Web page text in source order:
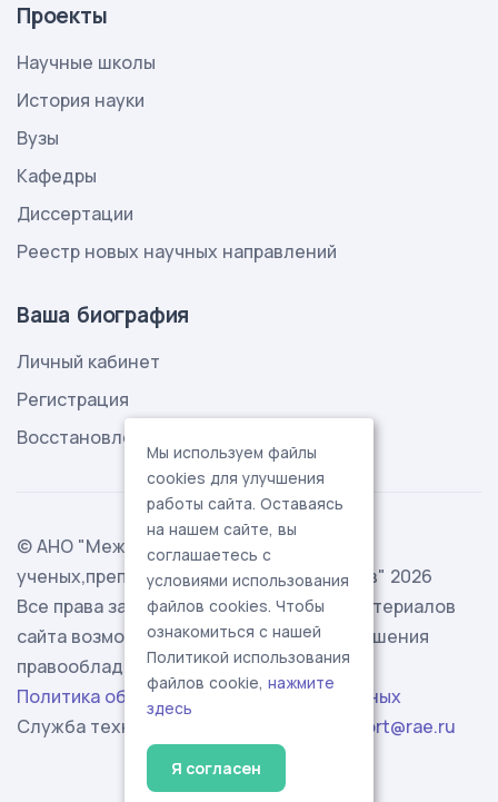
Проекты
Научные школы
История науки
Вузы
Кафедры
Диссертации
Реестр новых научных направлений
Ваша биография
Личный кабинет
Регистрация
Восстановление пароля
© АНО "Международная ассоциация
ученых,преподавателей и специалистов" 2026
Все права защищены. Использование материалов
сайта возможно исключительно с разрешения
правообладателя.
Политика обработки персональных данных
Служба технической поддержки -
support@rae.ru
Мы используем файлы
cookies для улучшения
работы сайта. Оставаясь
на нашем сайте, вы
соглашаетесь с
условиями использования
файлов cookies. Чтобы
ознакомиться с нашей
Политикой использования
файлов cookie, нажмите
здесь
Я согласен